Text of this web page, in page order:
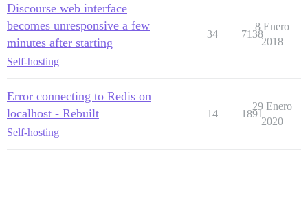
Discourse web interface
becomes unresponsive a few
minutes after starting
Self-hosting
34 7138
8 Enero
2018
Error connecting to Redis on
localhost - Rebuilt
Self-hosting
14 1891
29 Enero
2020